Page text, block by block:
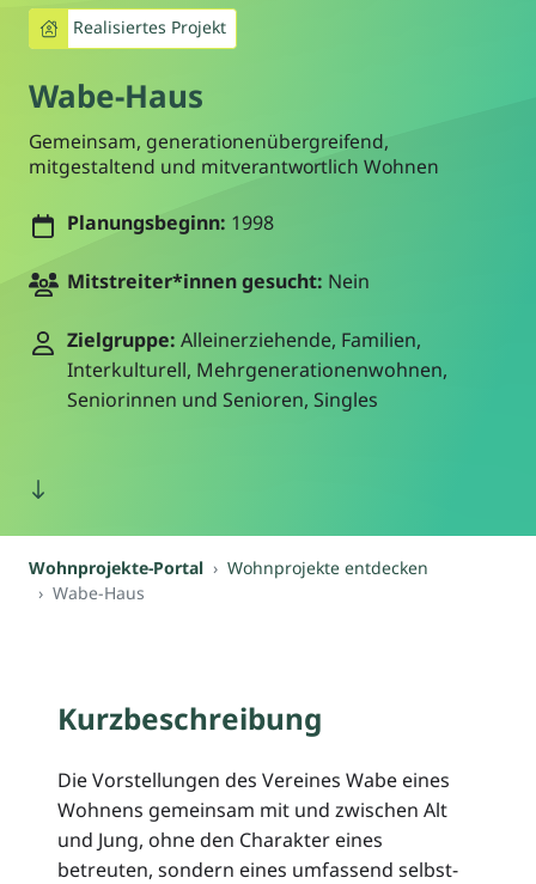
Realisiertes Projekt
Wabe-Haus
Gemeinsam, generationenübergreifend,
mitgestaltend und mitverantwortlich Wohnen
Planungsbeginn: 1998
Mitstreiter*innen gesucht: Nein
Zielgruppe: Alleinerziehende, Familien,
Interkulturell, Mehrgenerationenwohnen,
Seniorinnen und Senioren, Singles
Wohnprojekte-Portal
Wohnprojekte entdecken
Wabe-Haus
Kurzbeschreibung
Die Vorstellungen des Vereines Wabe eines
Wohnens gemeinsam mit und zwischen Alt
und Jung, ohne den Charakter eines
betreuten, sondern eines umfassend selbst-